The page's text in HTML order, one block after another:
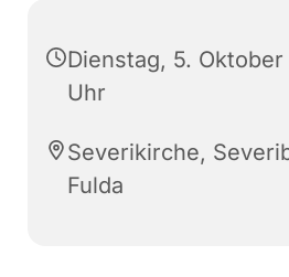
Dienstag, 5.
Uhr
Severikirche,
Fulda